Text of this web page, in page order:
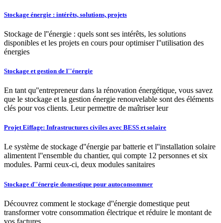
Stockage énergie : intérêts, solutions, projets
Stockage de l''énergie : quels sont ses intérêts, les solutions
disponibles et les projets en cours pour optimiser l''utilisation des
énergies
Stockage et gestion de l''énergie
En tant qu''entrepreneur dans la rénovation énergétique, vous savez
que le stockage et la gestion énergie renouvelable sont des éléments
clés pour vos clients. Leur permettre de maîtriser leur
Projet Eiffage: Infrastructures civiles avec BESS et solaire
Le système de stockage d''énergie par batterie et l''installation solaire
alimentent l''ensemble du chantier, qui compte 12 personnes et six
modules. Parmi ceux-ci, deux modules sanitaires
Stockage d''énergie domestique pour autoconsommer
Découvrez comment le stockage d''énergie domestique peut
transformer votre consommation électrique et réduire le montant de
vos factures.